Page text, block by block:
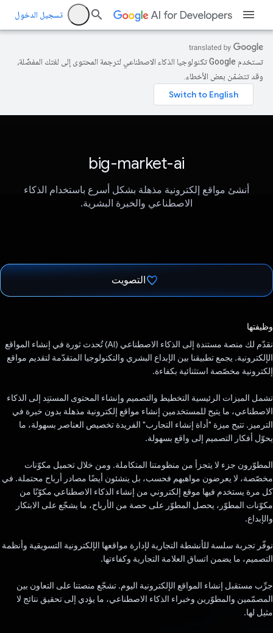
تسجيل الدخول
تستخدم Google تكنولوجيا الذكاء الاصطناعي لترجمة المحتوى إلى لغتك المفضّلة،
وقد تتضمّن بعض الأخطاء.
big-market-ai
أنشئ مواقع إلكترونية مذهلة بشكل أسرع باستخدام الذكاء
الاصطناعي والخبرة البشرية.
التصويت
وظيفتها
نقدّم لك منصة مستندة إلى الذكاء الاصطناعي (AI) تُحدث ثورة في إنشاء المواقع
الإلكترونية. يجمع تطبيقنا بين الإبداع البشري والتكنولوجيا المتقدّمة لتقديم مواقع
إلكترونية مخصّصة استثنائية بكفاءة.
تشمل الميزات الرئيسية التخطيط والتصميم وإنشاء المحتوى المستنِد إلى الذكاء
الاصطناعي، ما يتيح للمستخدمين إنشاء مواقع إلكترونية مذهلة بدون خبرة في
الترميز. تتيح ميزة "أداة إنشاء التجارب" الفريدة تخصيص العناصر بسهولة، ما
يحوّل أفكار التصميم إلى واقع بسهولة.
المطوّرون جزء لا يتجزأ من منظومتنا المتكاملة. ومن خلال تحميل مكوّنات
مخصّصة، لا يعرضون مواهبهم فحسب، بل ينشئون أيضًا مصادر أرباح محتملة. في
كل مرة يستخدم فيها موقع إلكتروني من إنشاء الذكاء الاصطناعي مكوّنًا من
مكوّنات المطوّر، يحصل المطوّر على حصة من الأرباح، ما يشجّع على الابتكار
والإبداع.
نوفّر تجربة سلسة للأنشطة التجارية لإدارة مواقعها الإلكترونية التسويقية وأنظمة
التصميم، ما يضمن اتساق العلامة التجارية وكفاءتها.
جرِّب مستقبل إنشاء المواقع الإلكترونية اليوم. تشجّع منصتنا على التعاون بين
المصمّمين والمطوّرين وخبراء الذكاء الاصطناعي، ما يؤدي إلى تحقيق نتائج لا
مثيل لها.